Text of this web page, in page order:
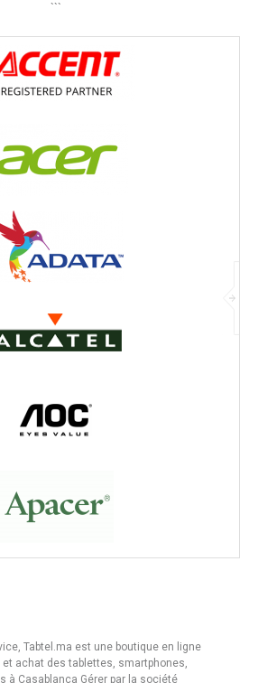
```
Tabtel.ma est une boutique en ligne
achat des tablettes, smartphones,
à Casablanca Gérer par la société